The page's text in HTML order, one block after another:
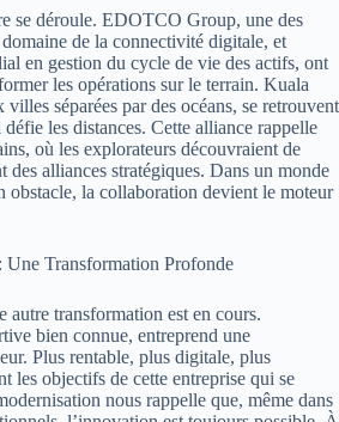
se déroule. EDOTCO Group, une des
de la connectivité digitale, et
en gestion du cycle de vie des actifs, ont
les opérations sur le terrain. Kuala
séparées par des océans, se retrouvent
les distances. Cette alliance rappelle
où les explorateurs découvraient de
des alliances stratégiques. Dans un monde
obstacle, la collaboration devient le moteur
Transformation Profonde
autre transformation est en cours.
bien connue, entreprend une
Plus rentable, plus digitale, plus
les objectifs de cette entreprise qui se
nous rappelle que, même dans